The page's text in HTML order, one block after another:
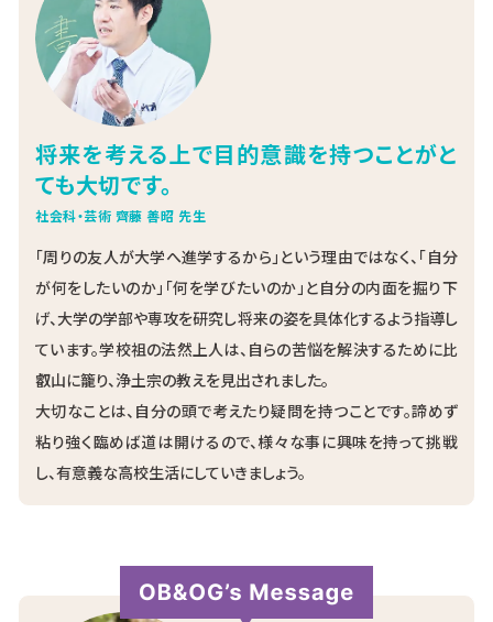
将来を考える上で目的意識を持つことがと
ても大切です。
社会科・芸術 齊藤 善昭 先生
「周りの友人が大学へ進学するから」という理由ではなく、「自分
が何をしたいのか」「何を学びたいのか」と自分の内面を掘り下
げ、大学の学部や専攻を研究し将来の姿を具体化するよう指導し
ています。学校祖の法然上人は、自らの苦悩を解決するために比
叡山に籠り、浄土宗の教えを見出されました。
大切なことは、自分の頭で考えたり疑問を持つことです。諦めず
粘り強く臨めば道は開けるので、様々な事に興味を持って挑戦
し、有意義な高校生活にしていきましょう。